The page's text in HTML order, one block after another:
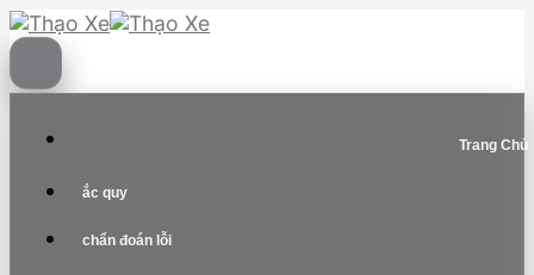
Skip
to
content
Trang Chủ
ắc quy
chẩn đoán lỗi